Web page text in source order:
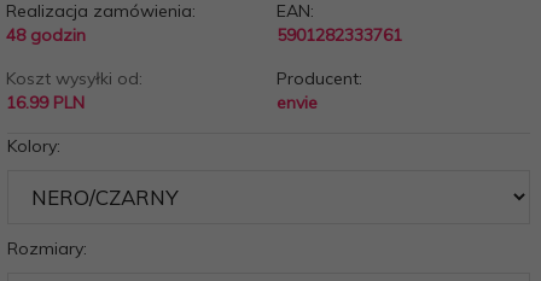
Realizacja zamówienia:
48 godzin
EAN:
5901282333761
Koszt wysyłki od:
16.99 PLN
Producent:
envie
Kolory:
Rozmiary: